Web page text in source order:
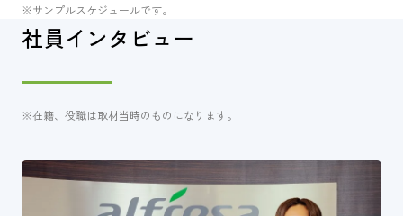
※サンプルスケジュールです。
社員インタビュー
※在籍、役職は取材当時のものになります。